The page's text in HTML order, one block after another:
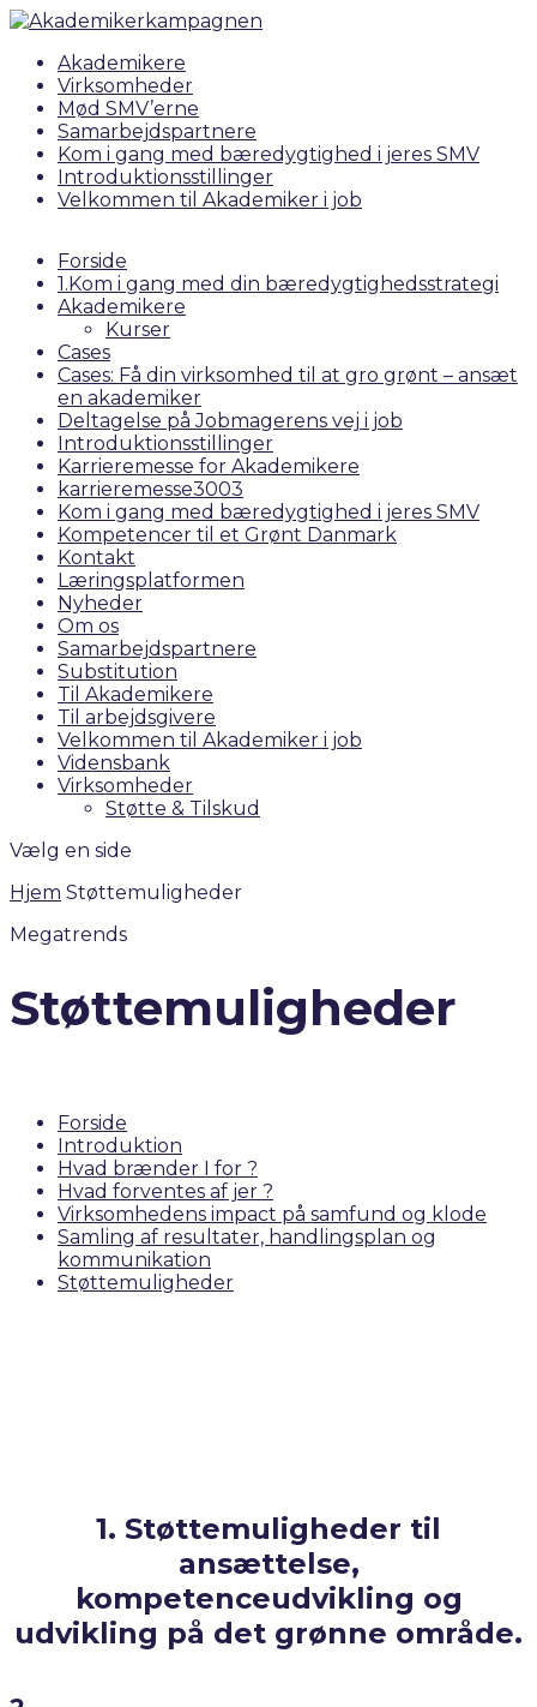
Akademikere
Virksomheder
Mød SMV’erne
Samarbejdspartnere
Kom i gang med bæredygtighed i jeres SMV
Introduktionsstillinger
Velkommen til Akademiker i job
Forside
1.Kom i gang med din bæredygtighedsstrategi
Akademikere
Kurser
Cases
Cases: Få din virksomhed til at gro grønt – ansæt
en akademiker
Deltagelse på Jobmagerens vej i job
Introduktionsstillinger
Karrieremesse for Akademikere
karrieremesse3003
Kom i gang med bæredygtighed i jeres SMV
Kompetencer til et Grønt Danmark
Kontakt
Læringsplatformen
Nyheder
Om os
Samarbejdspartnere
Substitution
Til Akademikere
Til arbejdsgivere
Velkommen til Akademiker i job
Vidensbank
Virksomheder
Støtte & Tilskud
Vælg en side
Hjem Støttemuligheder
Megatrends
Støttemuligheder
Forside
Introduktion
Hvad brænder I for ?
Hvad forventes af jer ?
Virksomhedens impact på samfund og klode
Samling af resultater, handlingsplan og
kommunikation
Støttemuligheder
1. Støttemuligheder til
ansættelse,
kompetenceudvikling og
udvikling på det grønne område.